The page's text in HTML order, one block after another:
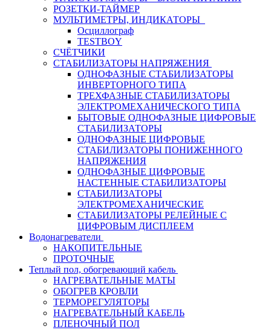
РОЗЕТКИ-ТАЙМЕР
МУЛЬТИМЕТРЫ, ИНДИКАТОРЫ
Осциллограф
TESTBOY
СЧЁТЧИКИ
СТАБИЛИЗАТОРЫ НАПРЯЖЕНИЯ
ОДНОФАЗНЫЕ СТАБИЛИЗАТОРЫ
ИНВЕРТОРНОГО ТИПА
ТРЕХФАЗНЫЕ СТАБИЛИЗАТОРЫ
ЭЛЕКТРОМЕХАНИЧЕСКОГО ТИПА
БЫТОВЫЕ ОДНОФАЗНЫЕ ЦИФРОВЫЕ
СТАБИЛИЗАТОРЫ
ОДНОФАЗНЫЕ ЦИФРОВЫЕ
СТАБИЛИЗАТОРЫ ПОНИЖЕННОГО
НАПРЯЖЕНИЯ
ОДНОФАЗНЫЕ ЦИФРОВЫЕ
НАСТЕННЫЕ СТАБИЛИЗАТОРЫ
СТАБИЛИЗАТОРЫ
ЭЛЕКТРОМЕХАНИЧЕСКИЕ
СТАБИЛИЗАТОРЫ РЕЛЕЙНЫЕ С
ЦИФРОВЫМ ДИСПЛЕЕМ
Водонагреватели
НАКОПИТЕЛЬНЫЕ
ПРОТОЧНЫЕ
Теплый пол, обогревающий кабель
НАГРЕВАТЕЛЬНЫЕ МАТЫ
ОБОГРЕВ КРОВЛИ
ТЕРМОРЕГУЛЯТОРЫ
НАГРЕВАТЕЛЬНЫЙ КАБЕЛЬ
ПЛЕНОЧНЫЙ ПОЛ